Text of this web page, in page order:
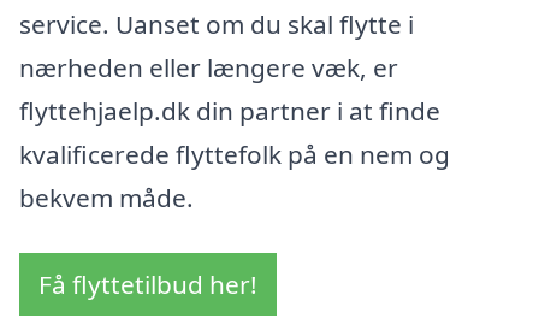
service. Uanset om du skal flytte i
nærheden eller længere væk, er
flyttehjaelp.dk din partner i at finde
kvalificerede flyttefolk på en nem og
bekvem måde.
Få flyttetilbud her!